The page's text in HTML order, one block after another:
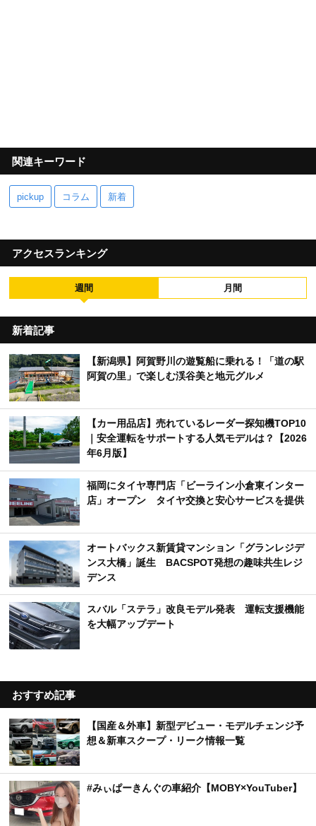
関連キーワード
pickup コラム 新着
アクセスランキング
週間 月間
新着記事
【新潟県】阿賀野川の遊覧船に乗れる！「道の駅
阿賀の里」で楽しむ渓谷美と地元グルメ
【カー用品店】売れているレーダー探知機TOP10
｜安全運転をサポートする人気モデルは？【2026
年6月版】
福岡にタイヤ専門店「ビーライン小倉東インター
店」オープン タイヤ交換と安心サービスを提供
オートバックス新賃貸マンション「グランレジデ
ンス大橋」誕生 BACSPOT発想の趣味共生レジ
デンス
スバル「ステラ」改良モデル発表 運転支援機能
を大幅アップデート
おすすめ記事
【国産＆外車】新型デビュー・モデルチェンジ予
想＆新車スクープ・リーク情報一覧
#みぃぱーきんぐの車紹介【MOBY×YouTuber】